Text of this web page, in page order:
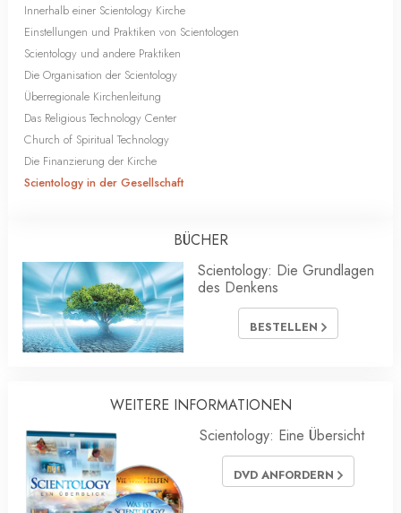
Innerhalb einer Scientology Kirche
Einstellungen und Praktiken von Scientologen
Scientology und andere Praktiken
Die Organisation der Scientology
Überregionale Kirchenleitung
Das Religious Technology Center
Church of Spiritual Technology
Die Finanzierung der Kirche
Scientology in der Gesellschaft
BÜCHER
Scientology: Die Grundlagen
des Denkens
BESTELLEN
WEITERE INFORMATIONEN
Scientology: Eine Übersicht
DVD ANFORDERN